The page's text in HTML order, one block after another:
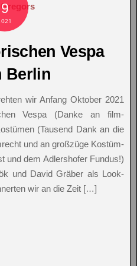
9
Vespa
Berlin
wir Anfang Oktober 2021
Vespa (Danke an film-
(Tausend Dank an die
und an großzüge Kostüm-
und dem Adlershofer Fundus!)
und David Gräber als Look-
wir an die Zeit […]